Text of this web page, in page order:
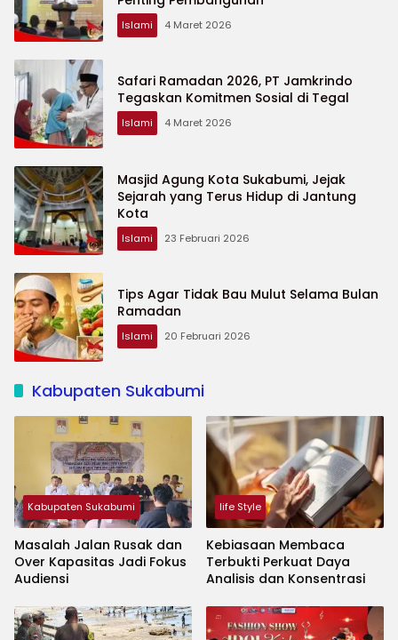
Islami 4 Maret 2026
Safari Ramadan 2026, PT Jamkrindo
Tegaskan Komitmen Sosial di Tegal
Islami 4 Maret 2026
Masjid Agung Kota Sukabumi, Jejak
Sejarah yang Terus Hidup di Jantung
Kota
Islami 23 Februari 2026
Tips Agar Tidak Bau Mulut Selama Bulan
Ramadan
Islami 20 Februari 2026
Kabupaten Sukabumi
Kabupaten Sukabumi
Masalah Jalan Rusak dan
Over Kapasitas Jadi Fokus
Audiensi
life Style
Kebiasaan Membaca
Terbukti Perkuat Daya
Analisis dan Konsentrasi